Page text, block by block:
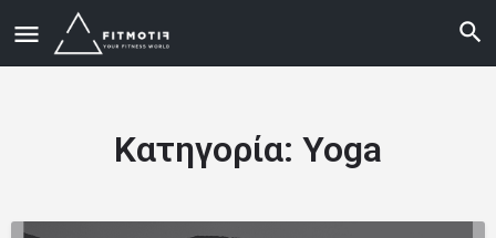
Κατηγορία: Yoga